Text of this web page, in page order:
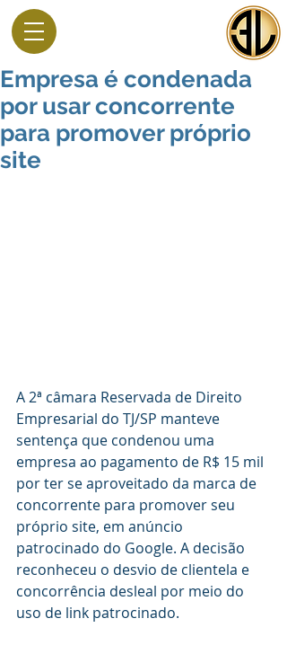
Empresa é condenada
por usar concorrente
para promover próprio
site
A 2ª câmara Reservada de Direito
Empresarial do TJ/SP manteve
sentença que condenou uma
empresa ao pagamento de R$ 15 mil
por ter se aproveitado da marca de
concorrente para promover seu
próprio site, em anúncio
patrocinado do Google. A decisão
reconheceu o desvio de clientela e
concorrência desleal por meio do
uso de link patrocinado.